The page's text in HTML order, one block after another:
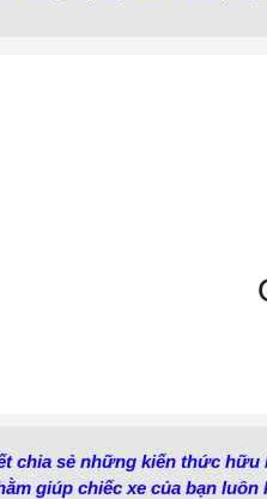
chia sẻ những kiến thức hữu
giúp chiếc xe của bạn luôn